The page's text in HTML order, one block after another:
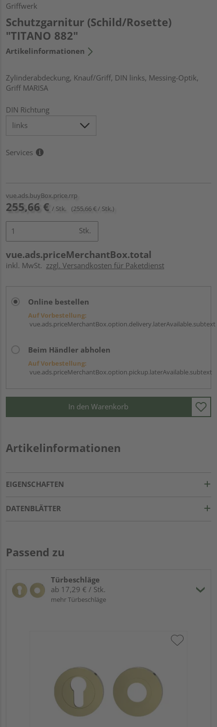
Griffwerk
Schutzgarnitur (Schild/Rosette)
"TITANO 882"
Artikelinformationen
Zylinderabdeckung, Knauf/Griff, DIN links, Messing-Optik,
Griff MARISA
DIN Richtung
Services
vue.ads.buyBox.price.rrp
255,66 € / Stk. (255,66 € / Stk.)
Stk.
vue.ads.priceMerchantBox.total
inkl. MwSt. zzgl. Versandkosten für Paketdienst
Online bestellen
Auf Vorbestellung:
vue.ads.priceMerchantBox.option.delivery.laterAvailable.subtext
Beim Händler abholen
Auf Vorbestellung:
vue.ads.priceMerchantBox.option.pickup.laterAvailable.subtext
In den Warenkorb
Artikelinformationen
EIGENSCHAFTEN
DATENBLÄTTER
Passend zu
Türbeschläge
ab 17,29 € / Stk.
mehr Türbeschläge